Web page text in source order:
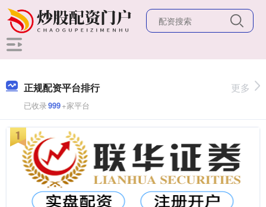
正规配资平台排行
已收录999+家平台
更多